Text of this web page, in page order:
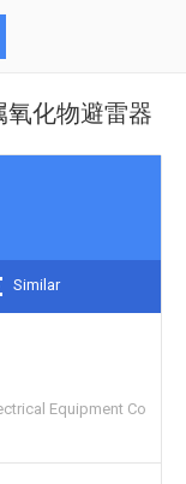
化物避雷器
Similar
Equipment Co